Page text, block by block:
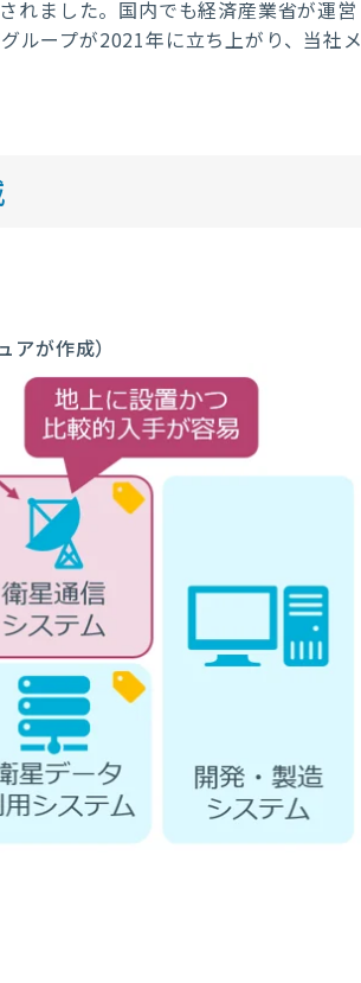
れました。国内でも経済産業省が運営
ループが2021年に立ち上がり、当社メ
アが作成）